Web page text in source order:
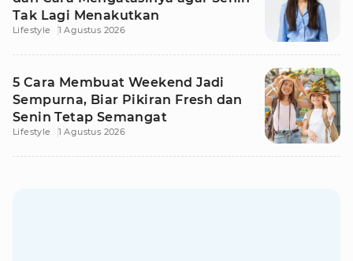
Tak Lagi Menakutkan
Lifestyle 1 Agustus 2026
5 Cara Membuat Weekend Jadi
Sempurna, Biar Pikiran Fresh dan
Senin Tetap Semangat
Lifestyle 1 Agustus 2026